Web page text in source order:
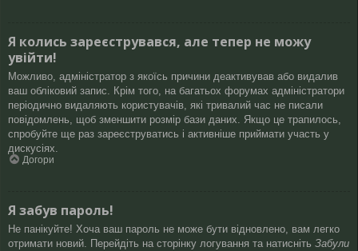
Я колись зареєструвався, але тепер не можу
увійти!
Можливо, адміністратор з якоїсь причини деактивував або видалив
ваш обліковий запис. Крім того, на багатьох форумах адміністратори
періодично видаляють користувачів, які тривалий час не писали
повідомлень, щоб зменшити розмір бази даних. Якщо це трапилось,
спробуйте ще раз зареєструватись і активніше приймати участь у
дискусіях.
Догори
Я забув пароль!
Не панікуйте! Хоча ваш пароль не може бути відновлено, вам легко
отримати новий. Перейдіть на сторінку логування та натисніть Забули